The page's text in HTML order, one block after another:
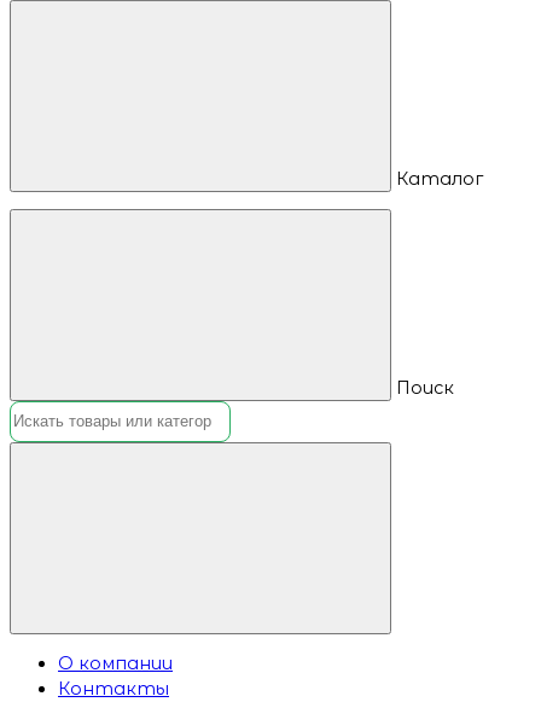
Каталог
Поиск
О компании
Контакты